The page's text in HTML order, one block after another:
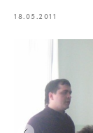
18.05.2011